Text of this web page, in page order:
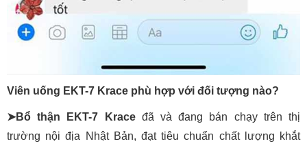
Viên uống EKT-7 Krace phù hợp với đối tượng nào?
➤Bổ thận EKT-7 Kraceđã và đang bán chạy trên thị
trường nội địa Nhật Bản, đạt tiêu chuẩn chất lượng khắt